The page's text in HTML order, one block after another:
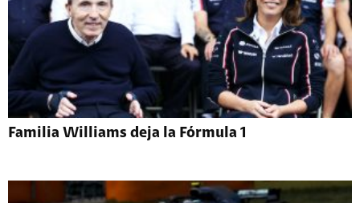
Familia Williams deja la Fórmula 1